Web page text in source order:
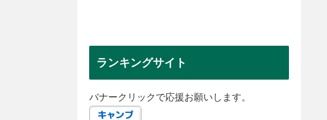
ランキングサイト
バナークリックで応援お願いします。